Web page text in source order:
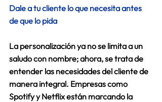
Dale a tu cliente lo que necesita antes
de que lo pida
La personalización ya no se limita a un
saludo con nombre; ahora, se trata de
entender las necesidades del cliente de
manera integral. Empresas como
Spotify y Netflix están marcando la